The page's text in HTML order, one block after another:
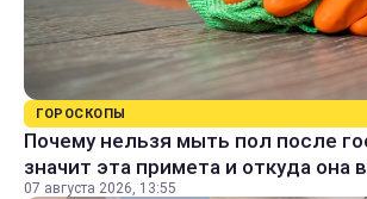
ГОРОСКОПЫ
Почему нельзя мыть пол после
значит эта примета и откуда она
07 августа 2026, 13:55